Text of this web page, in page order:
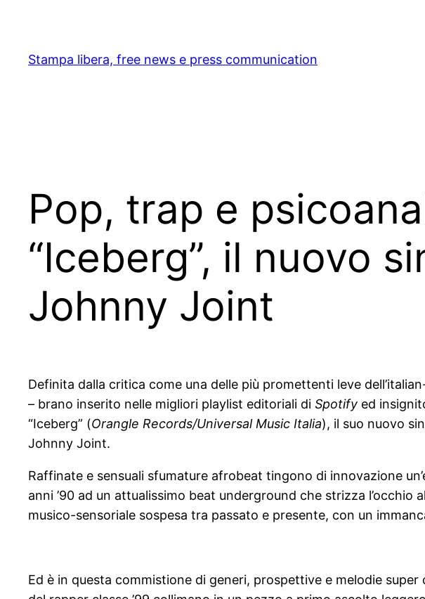
content
Stampa libera, free news e press communication
Pop, trap e
“Iceberg”, il nuovo
Johnny Joint
Definita dalla critica come una delle più promettenti leve
– brano inserito nelle migliori playlist editoriali di Spotify ed
“Iceberg” (Orangle Records/Universal Music Italia), il suo nuovo
Johnny Joint.
Raffinate e sensuali sfumature afrobeat tingono di innovazione
anni ’90 ad un attualissimo beat underground che strizza
musico-sensoriale sospesa tra passato e presente, con un
Ed è in questa commistione di generi, prospettive e melodie